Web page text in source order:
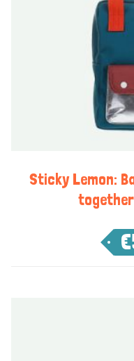
Sticky Lemon:
€